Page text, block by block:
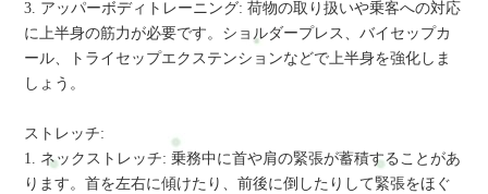
3. アッパーボディトレーニング: 荷物の取り扱いや乗客への対応
に上半身の筋力が必要です。ショルダープレス、バイセップカ
ール、トライセップエクステンションなどで上半身を強化しま
しょう。
ストレッチ:
1. ネックストレッチ: 乗務中に首や肩の緊張が蓄積することがあ
ります。首を左右に傾けたり、前後に倒したりして緊張をほぐ